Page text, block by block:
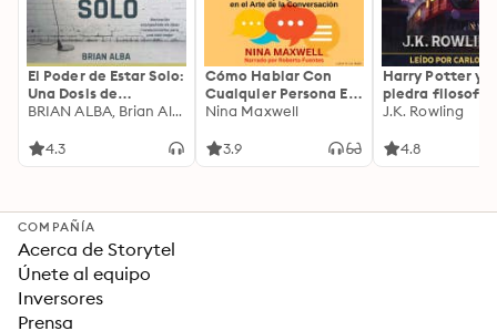
El Poder de Estar Solo:
Una Dosis de
Motivación
Ideas Revolucionarias
BRIAN ALBA, Brian Alba
4.3
Cómo Hablar Con
Cualquier Persona En
Cualquier Lugar Y En
Nina Maxwell
3.9
Harry Potter y
piedra filosofal
J.K. Rowling
4.8
COMPAÑÍA
Acerca de Storytel
Únete al equipo
Inversores
Prensa